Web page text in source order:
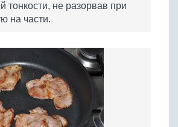
тонкости, не разорвав при
на части.